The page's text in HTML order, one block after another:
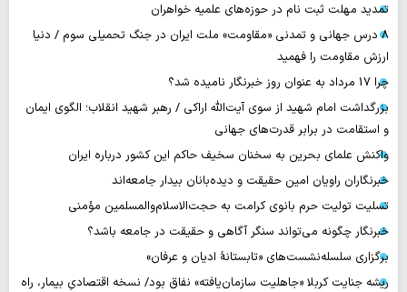
تمدید مهلت ثبت نام در حوزه‌های علمیه خواهران
۸ درس جهانی و تمدنی «مقاومت» ملت ایران در جنگ تحمیلی سوم / دنیا
ارزش مقاومت را فهمید
چرا 17 مرداد به عنوان روز خبرنگار نامیده شد؟
بزرگداشت امام شهید از سوی آیت‌الله اراکی / رهبر شهید انقلاب؛ الگوی ایمان
و استقامت در برابر قدرت‌های جهانی
واکنش علمای بحرین به سخنان سخیف حاکم این کشور درباره ایران
خبرنگاران راویان امین حقیقت و دیده‌بانان بیدار جامعه‌اند
تسلیت تولیت حرم بانوی کرامت به حجت‌الاسلام‌والمسلمین مؤمنی
خبرنگار چگونه می‌تواند سنگر آگاهی و حقیقت در جامعه باشد؟
برگزاری سلسله‌نشست‌های «تابستانهٔ ادیان و عرفان»
ریشه جنایت کربلا «جاهلیت سازمان‌یافته» نفاق بود/ نسخه اقتصادیِ بیمار، راه